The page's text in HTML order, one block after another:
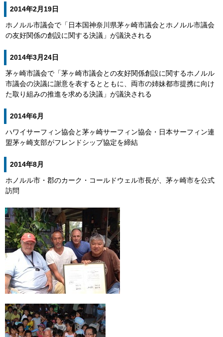
2014年2月19日
ホノルル市議会で「日本国神奈川県茅ヶ崎市議会とホノルル市議会
の友好関係の創設に関する決議」が議決される
2014年3月24日
茅ヶ崎市議会で「茅ヶ崎市議会との友好関係創設に関するホノルル
市議会の決議に謝意を表するとともに、両市の姉妹都市提携に向け
た取り組みの推進を求める決議」が議決される
2014年6月
ハワイサーフィン協会と茅ヶ崎サーフィン協会・日本サーフィン連
盟茅ヶ崎支部がフレンドシップ協定を締結
2014年8月
ホノルル市・郡のカーク・コールドウェル市長が、茅ヶ崎市を公式
訪問